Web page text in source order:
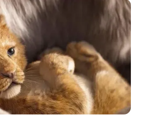
10 Cara
Belanjaan